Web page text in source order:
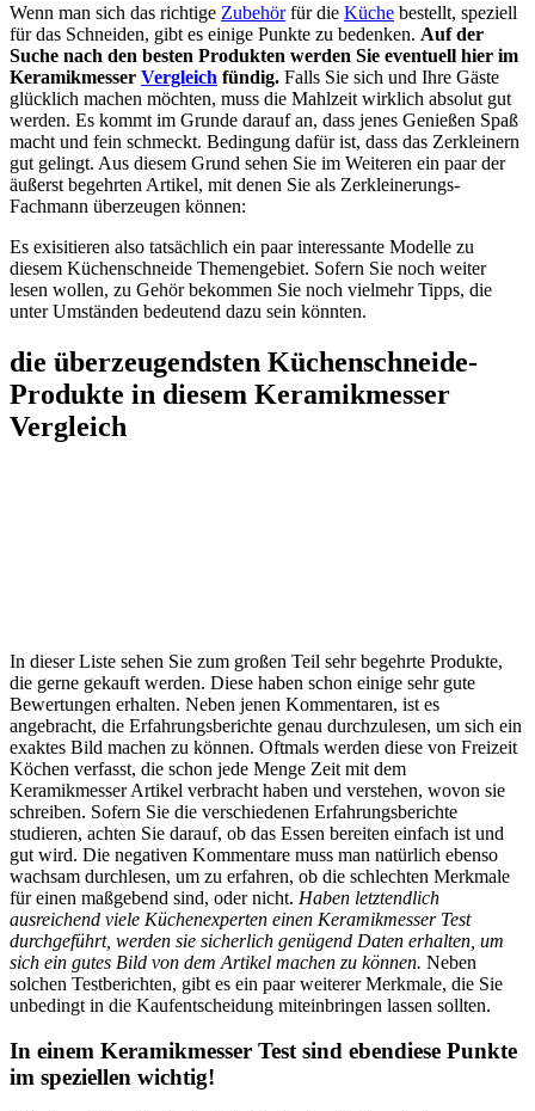
Wenn man sich das richtige Zubehörfür die Küche bestellt, speziell
für das Schneiden, gibt es einige Punkte zu bedenken. Auf der
Suche nach den besten Produkten werden Sie eventuell hier im
Keramikmesser Vergleich fündig. Falls Sie sich und Ihre Gäste
glücklich machen möchten, muss die Mahlzeit wirklich absolut gut
werden. Es kommt im Grunde darauf an, dass jenes Genießen Spaß
macht und fein schmeckt. Bedingung dafür ist, dass das Zerkleinern
gut gelingt. Aus diesem Grund sehen Sie im Weiteren ein paar der
äußerst begehrten Artikel, mit denen Sie als Zerkleinerungs-
Fachmann überzeugen können:
Es exisitieren also tatsächlich ein paar interessante Modelle zu
diesem Küchenschneide Themengebiet. Sofern Sie noch weiter
lesen wollen, zu Gehör bekommen Sie noch vielmehr Tipps, die
unter Umständen bedeutend dazu sein könnten.
die überzeugendsten Küchenschneide-
Produkte in diesem Keramikmesser
Vergleich
In dieser Liste sehen Sie zum großen Teil sehr begehrte Produkte,
die gerne gekauft werden. Diese haben schon einige sehr gute
Bewertungen erhalten. Neben jenen Kommentaren, ist es
angebracht, die Erfahrungsberichte genau durchzulesen, um sich ein
exaktes Bild machen zu können. Oftmals werden diese von Freizeit
Köchen verfasst, die schon jede Menge Zeit mit dem
Keramikmesser Artikel verbracht haben und verstehen, wovon sie
schreiben. Sofern Sie die verschiedenen Erfahrungsberichte
studieren, achten Sie darauf, ob das Essen bereiten einfach ist und
gut wird. Die negativen Kommentare muss man natürlich ebenso
wachsam durchlesen, um zu erfahren, ob die schlechten Merkmale
für einen maßgebend sind, oder nicht. Haben letztendlich
ausreichend viele Küchenexperten einen Keramikmesser Test
durchgeführt, werden sie sicherlich genügend Daten erhalten, um
sich ein gutes Bild von dem Artikel machen zu können. Neben
solchen Testberichten, gibt es ein paar weiterer Merkmale, die Sie
unbedingt in die Kaufentscheidung miteinbringen lassen sollten.
In einem Keramikmesser Test sind ebendiese Punkte
im speziellen wichtig!